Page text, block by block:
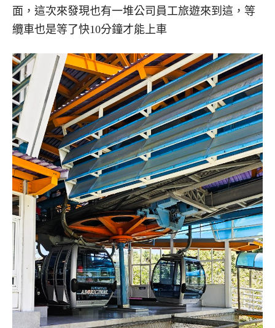
面，這次來發現也有一堆公司員工旅遊來到這，等
纜車也是等了快10分鐘才能上車